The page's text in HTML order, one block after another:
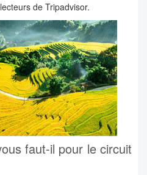
de Tripadvisor.
faut-il pour le circuit